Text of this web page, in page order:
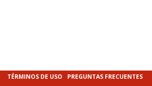
TÉRMINOS DE USO PREGUNTAS FRECUENTES